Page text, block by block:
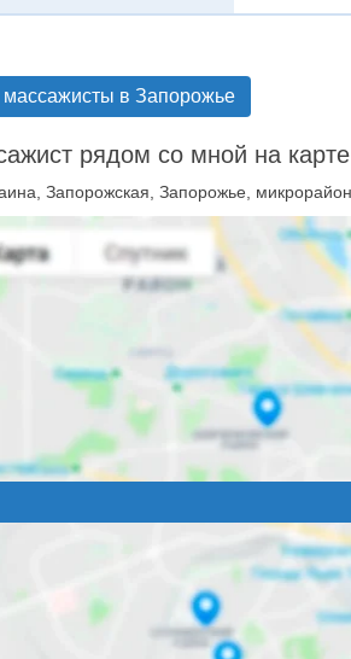
в Запорожье
рядом со мной на карте
Запорожская, Запорожье,